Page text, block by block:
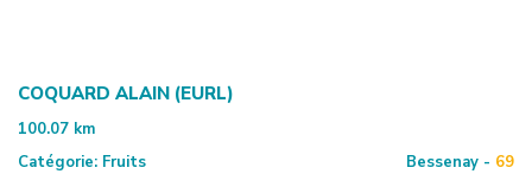
COQUARD ALAIN (EURL)
100.07 km
Catégorie: Fruits Bessenay - 69